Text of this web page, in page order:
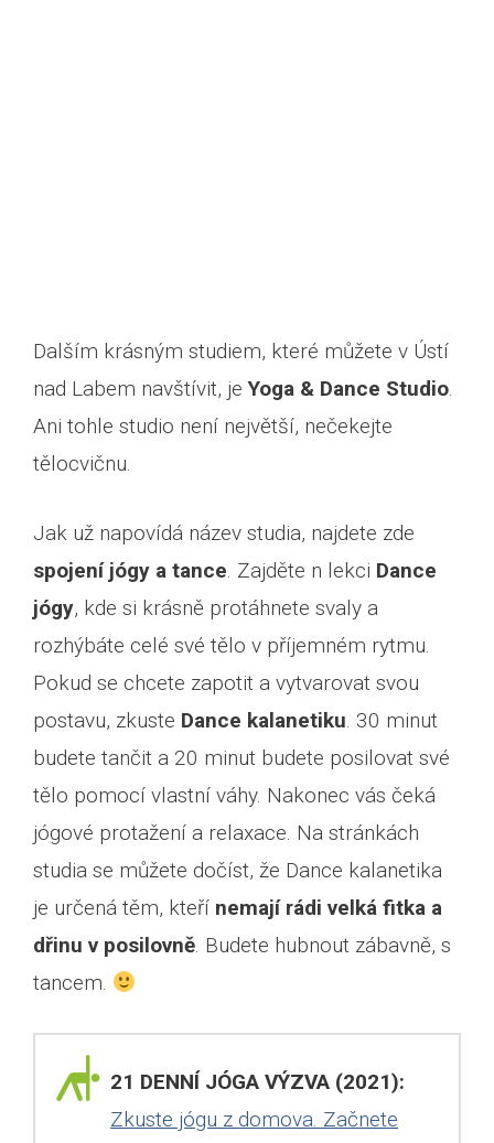
Dalším krásným studiem, které můžete v Ústí
nad Labem navštívit, jeYoga & Dance Studio.
Ani tohle studio není největší, nečekejte
tělocvičnu.
Jak už napovídá název studia, najdete zde
spojení jógy a tance. Zajděte n lekci Dance
jógy, kde si krásně protáhnete svaly a
rozhýbáte celé své tělo v příjemném rytmu.
Pokud se chcete zapotit a vytvarovat svou
postavu, zkuste Dance kalanetiku. 30 minut
budete tančit a 20 minut budete posilovat své
tělo pomocí vlastní váhy. Nakonec vás čeká
jógové protažení a relaxace. Na stránkách
studia se můžete dočíst, že Dance kalanetika
je určená těm, kteří nemají rádi velká fitka a
dřinu v posilovně. Budete hubnout zábavně, s
tancem.
21 DENNÍ JÓGA VÝZVA (2021):
Zkuste jógu z domova. Začnete